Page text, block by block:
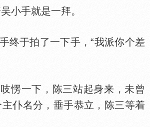
小手就是一拜。
于拍了一下手，“我派你个差
一下，陈三站起身来，未曾
仆名分，垂手恭立，陈三等着